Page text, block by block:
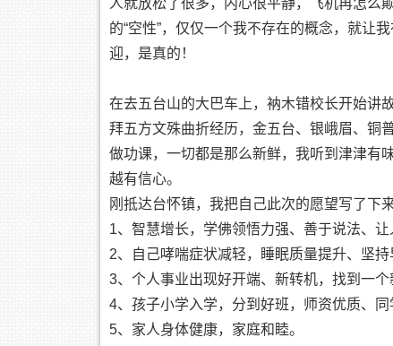
人就放松了很多，内心很平静，飞机再怎么
的“空性”，仅仅一个我不存在的概念，就让
迎，是真的！
在去五台山的大巴车上，衲木错校长开始讲
拜五方文殊曲折经历，金五台、银峨眉、
做功课，一切都是那么新鲜，我听到津津有
越有信心。
刚抵达台怀镇，我把自己此次的愿望写了下来
1、智慧增长，学佛领悟力强、善于说法、让
2、自己哮喘症状减轻，睡眠质量提升、坚持
3、个人事业出现好开端、新转机，找到一个
4、孩子小学入学，分到好班，师资优质、同
5、家人身体健康，家庭和睦。